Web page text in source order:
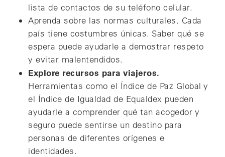
lista de contactos de su teléfono celular.
Aprenda sobre las normas culturales. Cada
país tiene costumbres únicas. Saber qué se
espera puede ayudarle a demostrar respeto
y evitar malentendidos.
Explore recursos para viajeros.
Herramientas como el Índice de Paz Global y
el Índice de Igualdad de Equaldex pueden
ayudarle a comprender qué tan acogedor y
seguro puede sentirse un destino para
personas de diferentes orígenes e
identidades.